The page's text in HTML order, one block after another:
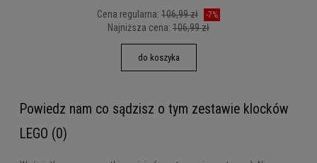
Cena regularna: 106,99 zł -7%
Najniższa cena: 106,99 zł
do koszyka
Powiedz nam co sądzisz o tym zestawie klocków
LEGO (0)